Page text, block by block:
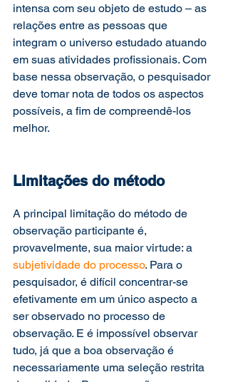
intensa com seu objeto de estudo – as
relações entre as pessoas que
integram o universo estudado atuando
em suas atividades profissionais. Com
base nessa observação, o pesquisador
deve tomar nota de todos os aspectos
possíveis, a fim de compreendê-los
melhor.
Limitações do método
A principal limitação do método de
observação participante é,
provavelmente, sua maior virtude: a
subjetividade do processo. Para o
pesquisador, é difícil concentrar-se
efetivamente em um único aspecto a
ser observado no processo de
observação. E é impossível observar
tudo, já que a boa observação é
necessariamente uma seleção restrita